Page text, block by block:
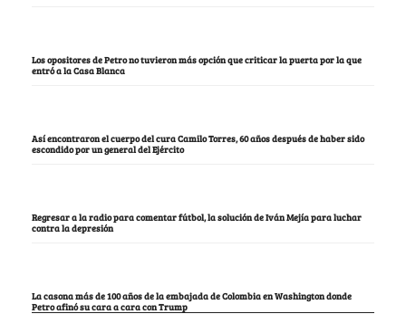
Los opositores de Petro no tuvieron más opción que criticar la puerta por la que
entró a la Casa Blanca
Así encontraron el cuerpo del cura Camilo Torres, 60 años después de haber sido
escondido por un general del Ejército
Regresar a la radio para comentar fútbol, la solución de Iván Mejía para luchar
contra la depresión
La casona más de 100 años de la embajada de Colombia en Washington donde
Petro afinó su cara a cara con Trump